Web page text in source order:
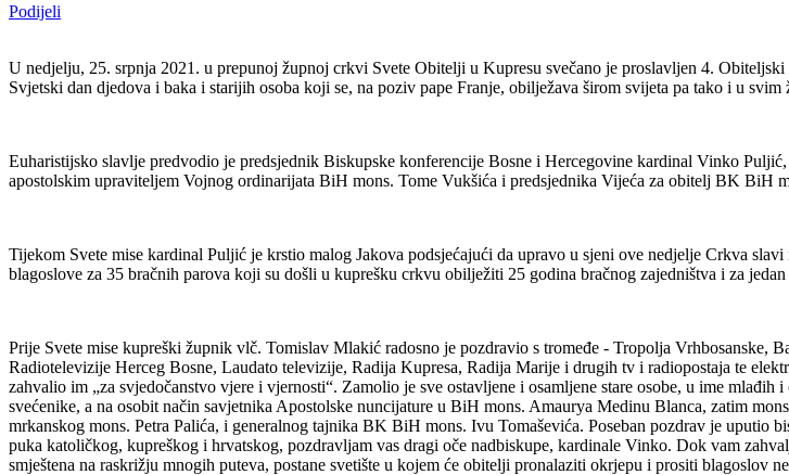
Podijeli
U nedjelju, 25. srpnja 2021. u prepunoj župnoj crkvi Svete Obitelji u Kupresu svečano je proslavljen 4.
Svjetski dan djedova i baka i starijih osoba koji se, na poziv pape Franje, obilježava širom svijeta pa tako i u
Euharistijsko slavlje predvodio je predsjednik Biskupske konferencije Bosne i Hercegovine kardinal Vinko
apostolskim upraviteljem Vojnog ordinarijata BiH mons. Tome Vukšića i predsjednika Vijeća za obitelj BK BiH
Tijekom Svete mise kardinal Puljić je krstio malog Jakova podsjećajući da upravo u sjeni ove nedjelje Crkva
blagoslove za 35 bračnih parova koji su došli u kuprešku crkvu obilježiti 25 godina bračnog zajedništva i za
Prije Svete mise kupreški župnik vlč. Tomislav Mlakić radosno je pozdravio s tromeđe - Tropolja
Radiotelevizije Herceg Bosne, Laudato televizije, Radija Kupresa, Radija Marije i drugih tv i radiopostaja te
zahvalio im „za svjedočanstvo vjere i vjernosti“. Zamolio je sve ostavljene i osamljene stare osobe, u ime
svećenike, a na osobit način savjetnika Apostolske nuncijature u BiH mons. Amaurya Medinu Blanca, zatim
mrkanskog mons. Petra Palića, i generalnog tajnika BK BiH mons. Ivu Tomaševića. Poseban pozdrav je
puka katoličkog, kupreškog i hrvatskog, pozdravljam vas dragi oče nadbiskupe, kardinale Vinko. Dok vam
smještena na raskrižju mnogih puteva, postane svetište u kojem će obitelji pronalaziti okrjepu i prositi blagoslov